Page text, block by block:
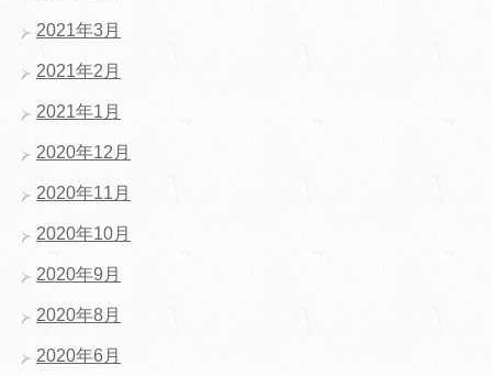
2021年3月
2021年2月
2021年1月
2020年12月
2020年11月
2020年10月
2020年9月
2020年8月
2020年6月